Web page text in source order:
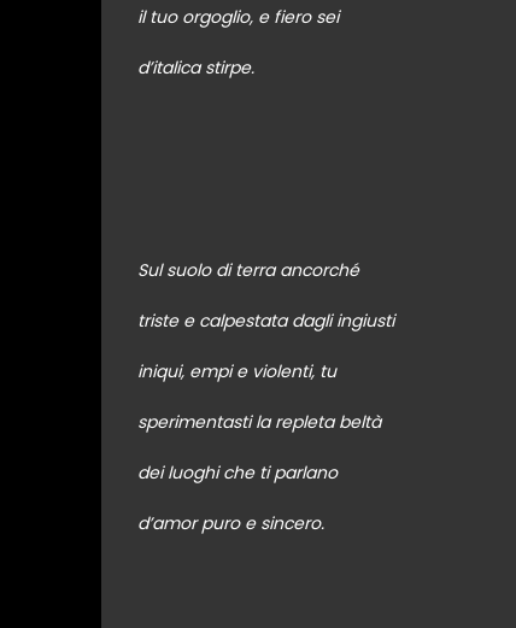
il tuo orgoglio, e fiero sei
d’italica stirpe.
Sul suolo di terra ancorché
triste e calpestata dagli ingiusti
iniqui, empi e violenti, tu
sperimentasti la repleta beltà
dei luoghi che ti parlano
d’amor puro e sincero.